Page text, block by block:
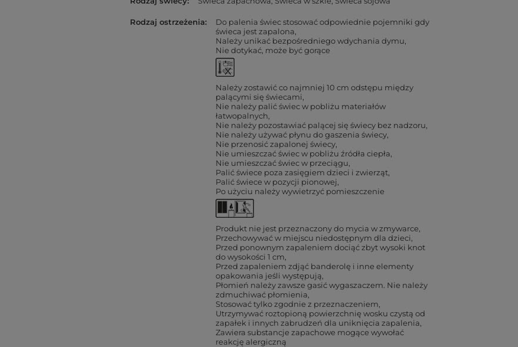
Rodzaj ostrzeżenia
Do palenia świec stosować odpowiednie pojemniki gdy
świeca jest zapalona
Należy unikać bezpośredniego wdychania dymu
Nie dotykać, może być gorące
Należy zostawić co najmniej 10 cm odstępu między
palącymi się świecami
Nie należy palić świec w pobliżu materiałów
łatwopalnych
Nie należy pozostawiać palącej się świecy bez nadzoru
Nie należy używać płynu do gaszenia świecy
Nie przenosić zapalonej świecy
Nie umieszczać świec w pobliżu źródła ciepła
Nie umieszczać świec w przeciągu
Palić świece poza zasięgiem dzieci i zwierząt
Palić świece w pozycji pionowej
Po użyciu należy wywietrzyć pomieszczenie
Produkt nie jest przeznaczony do mycia w zmywarce
Przechowywać w miejscu niedostępnym dla dzieci
Przed ponownym zapaleniem dociąć zbyt wysoki knot
do wysokości 1 cm
Przed zapaleniem zdjąć banderolę i inne elementy
opakowania jeśli występują
Płomień należy zawsze gasić wygaszaczem. Nie należy
zdmuchiwać płomienia
Stosować tylko zgodnie z przeznaczeniem
Utrzymywać roztopioną powierzchnię wosku czystą od
zapałek i innych zabrudzeń dla uniknięcia zapalenia
Zawiera substancje zapachowe mogące wywołać
reakcję alergiczną